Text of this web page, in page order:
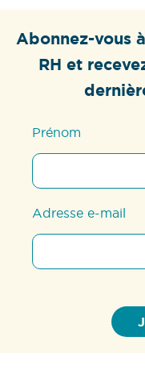
Abonnez-vous
RH et
Prénom
Adresse e-mail